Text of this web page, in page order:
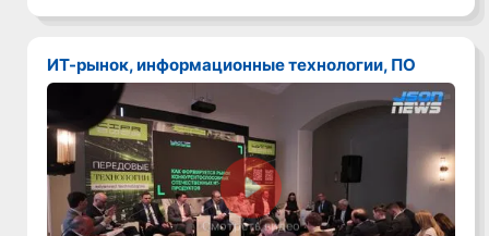
ИТ-рынок, информационные технологии, ПО
Смотреть видео